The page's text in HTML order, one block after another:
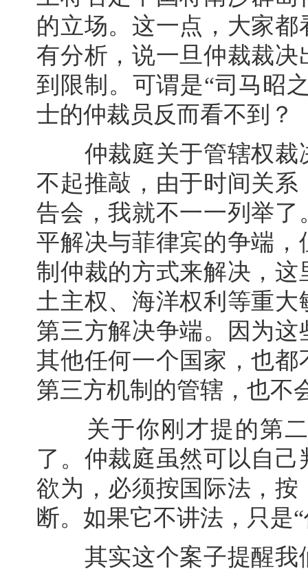
的立场。这一点，大家
有分析，说一旦仲裁裁
到限制。可谓是“司马昭
士的仲裁员反而看不到？
仲裁庭关于管辖权裁
不起推敲，由于时间关
告会，我就不一一列举
平解决与菲律宾的争端
制仲裁的方式来解决，
土主权、海洋权利等重
第三方解决争端。因为
其他任何一个国家，也
第三方机制的管辖，也不
关于你刚才提的第二
了。仲裁庭虽然可以自
欲为，必须按国际法，
断。如果它不讲法，只是
其实这个案子提醒我